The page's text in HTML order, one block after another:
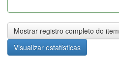
Mostrar registro completo do item
Visualizar estatísticas